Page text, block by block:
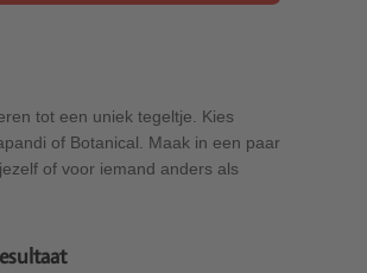
tot een uniek tegeltje. Kies
of Botanical. Maak in een paar
of voor iemand anders als